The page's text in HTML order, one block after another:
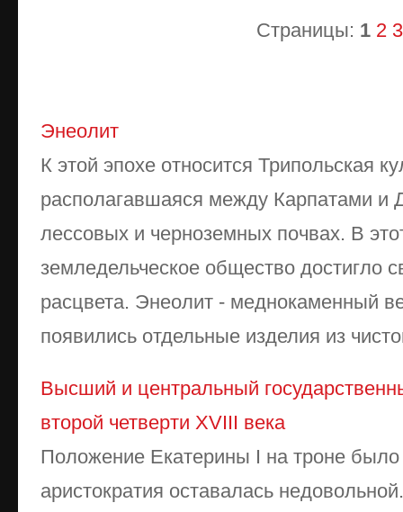
Страницы: 1 2 3
Энеолит
К этой эпохе относится Трипольская
располагавшаяся между Карпатами и
лессовых и черноземных почвах. В
земледельческое общество достигло
расцвета. Энеолит - меднокаменный
появились отдельные изделия из
Высший и центральный
второй четверти XVIII века
Положение Екатерины I на троне
аристократия оставалась